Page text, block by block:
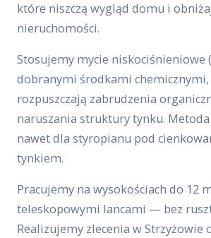
które niszczą wygląd domu i
nieruchomości.
Stosujemy mycie niskociśnieniowe
dobranymi środkami
rozpuszczają zabrudzenia
naruszania struktury tynku.
nawet dla styropianu pod
tynkiem.
Pracujemy na wysokościach do 12
teleskopowymi lancami — bez
Realizujemy zlecenia w Strzyżowie